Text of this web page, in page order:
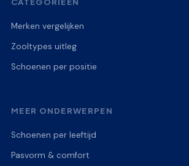
Merken vergelijken
Zooltypes uitleg
Schoenen per positie
MEER ONDERWERPEN
Schoenen per leeftijd
Pasvorm & comfort